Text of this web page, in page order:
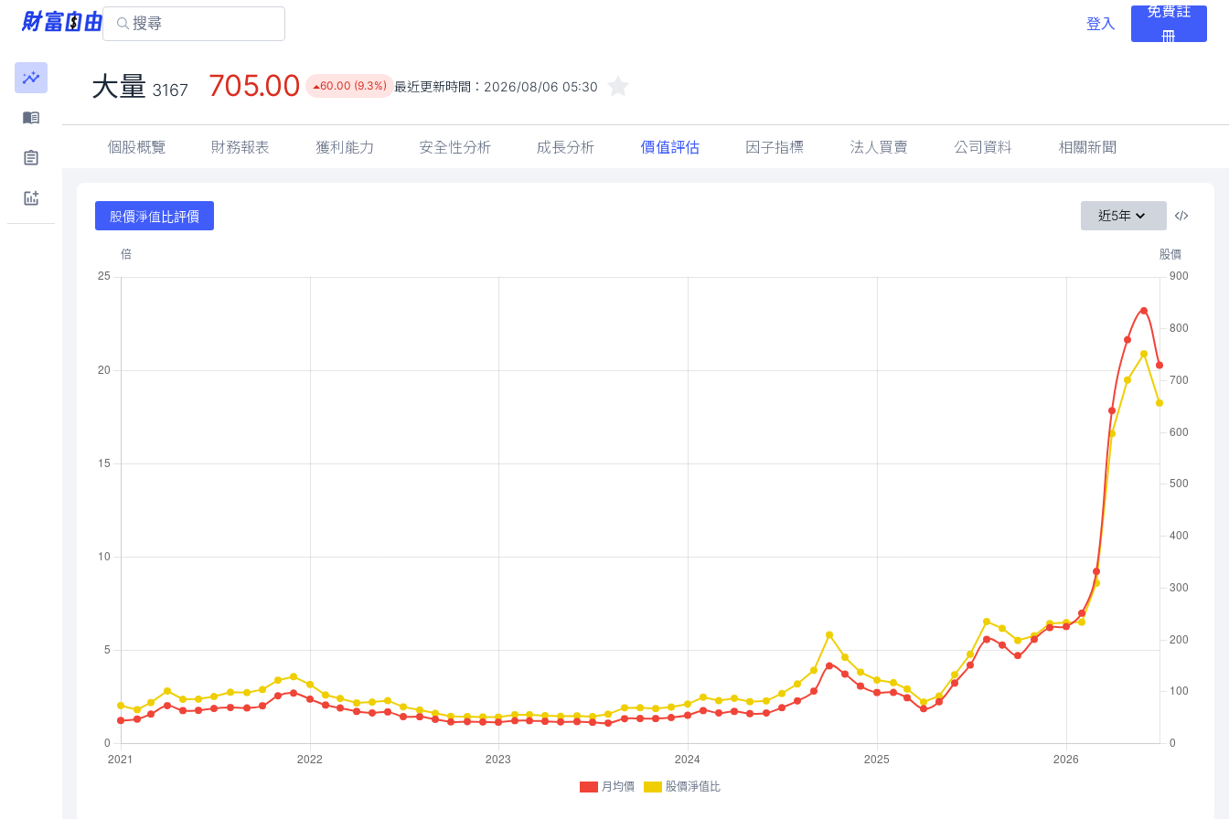
登入
免費註
冊
大量 3167 705.00 60.00 (9.3%) 最近更新時間： 2026/08/06 05:30
個股概覽 財務報表 獲利能力 安全性分析 成長分析 價值評估 因子指標 法人買賣 公司資料 相關新聞
股價淨值比評價 近5年
月均價 股價淨值比